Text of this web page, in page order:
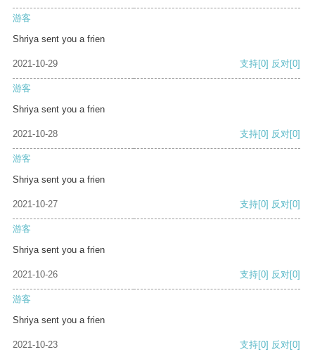
游客
Shriya sent you a frien
2021-10-29 支持[0] 反对[0]
游客
Shriya sent you a frien
2021-10-28 支持[0] 反对[0]
游客
Shriya sent you a frien
2021-10-27 支持[0] 反对[0]
游客
Shriya sent you a frien
2021-10-26 支持[0] 反对[0]
游客
Shriya sent you a frien
2021-10-23 支持[0] 反对[0]